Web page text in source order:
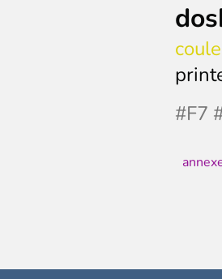
#F7